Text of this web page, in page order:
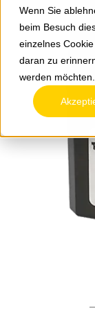
Wenn Sie
beim Besuch
einzelnes
daran zu
werden möchten.